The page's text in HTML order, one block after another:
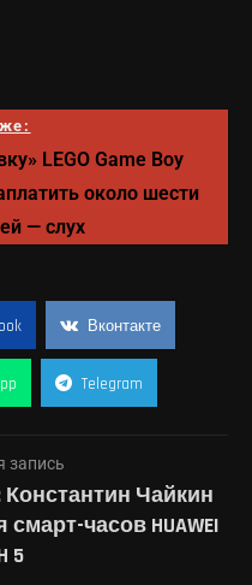
LEGO Game Boy
около шести
— слух
Вконтакте
Telegram
запись
Константин Чайкин
часов HUAWEI
5